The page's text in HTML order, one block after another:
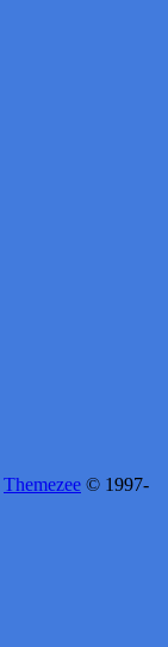
Themezee © 1997-